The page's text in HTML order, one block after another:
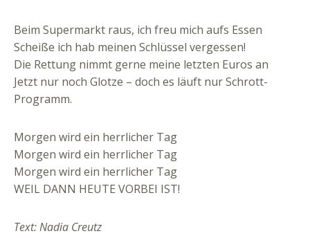
Beim Supermarkt raus, ich freu mich aufs Essen
Scheiße ich hab meinen Schlüssel vergessen!
Die Rettung nimmt gerne meine letzten Euros an
Jetzt nur noch Glotze – doch es läuft nur Schrott-
Programm.
Morgen wird ein herrlicher Tag
Morgen wird ein herrlicher Tag
Morgen wird ein herrlicher Tag
WEIL DANN HEUTE VORBEI IST!
Text: Nadia Creutz